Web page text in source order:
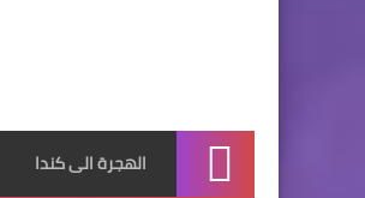
الرئيسية
الهجرة الى كندا